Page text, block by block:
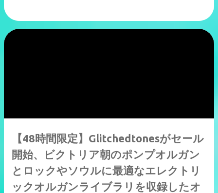
【48時間限定】Glitchedtonesがセール
開始、ビクトリア朝のポンプオルガン
とロックやソウルに最適なエレクトリ
ックオルガンライブラリを収録したオ